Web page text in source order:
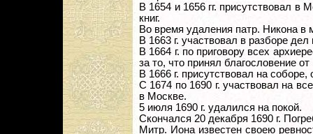
В 1654 и 1656 гг. присутствовал в
книг.
Во время удаления патр. Никона в
В 1663 г. участвовал в разборе
В 1664 г. по приговору всех
за то, что принял благословение
В 1666 г. присутствовал на
С 1674 по 1690 г. участвовал на
в Москве.
5 июля 1690 г. удалился на покой.
Скончался 20 декабря 1690 г.
Митр. Иона известен своею